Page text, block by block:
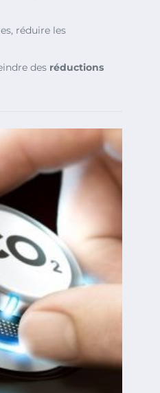
réduire les
des réductions